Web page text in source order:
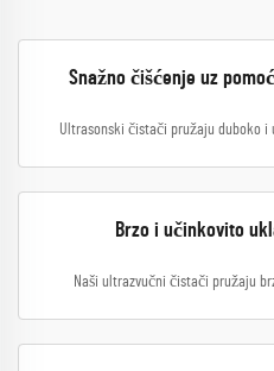
Snažno čišćenje uz
Ultrasonski čistači pružaju duboko
Brzo i učinkovito
Naši ultrazvučni čistači pružaju